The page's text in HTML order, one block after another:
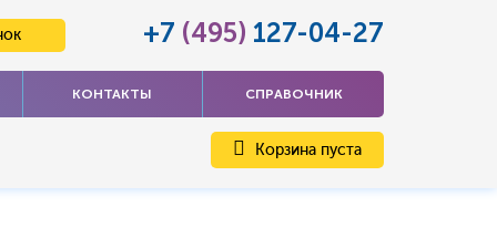
+7 (495) 127-04-27
КОНТАКТЫ СПРАВОЧНИК
Корзина пуста